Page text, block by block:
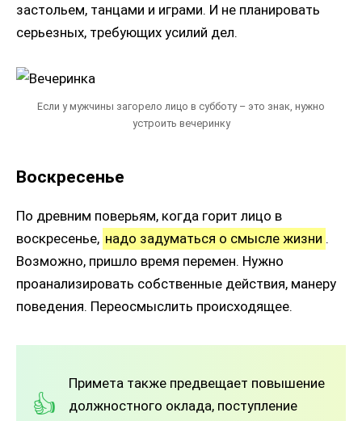
застольем, танцами и играми. И не планировать
серьезных, требующих усилий дел.
Если у мужчины загорело лицо в субботу – это знак, нужно
устроить вечеринку
Воскресенье
По древним поверьям, когда горит лицо в
воскресенье, надо задуматься о смысле жизни .
Возможно, пришло время перемен. Нужно
проанализировать собственные действия, манеру
поведения. Переосмыслить происходящее.
Примета также предвещает повышение
должностного оклада, поступление